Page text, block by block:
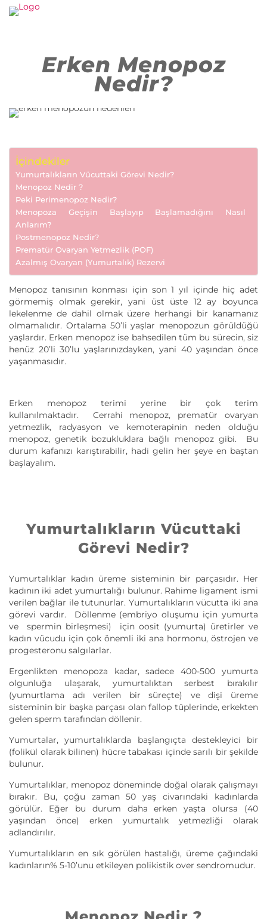
Erken Menopoz
Nedir?
İçindekiler
Yumurtalıkların Vücuttaki Görevi Nedir?
Menopoz Nedir ?
Peki Perimenopoz Nedir?
Menopoza Geçişin Başlayıp Başlamadığını Nasıl
Anlarım?
Postmenopoz Nedir?
Prematür Ovaryan Yetmezlik (POF)
Azalmış Ovaryan (Yumurtalık) Rezervi
Menopoz tanısının konması için son 1 yıl içinde hiç adet
görmemiş olmak gerekir, yani üst üste 12 ay boyunca
lekelenme de dahil olmak üzere herhangi bir kanamanız
olmamalıdır. Ortalama 50’li yaşlar menopozun görüldüğü
yaşlardır. Erken menopoz ise bahsedilen tüm bu sürecin, siz
henüz 20’li 30’lu yaşlarınızdayken, yani 40 yaşından önce
yaşanmasıdır.
Erken menopoz terimi yerine bir çok terim
kullanılmaktadır. Cerrahi menopoz, prematür ovaryan
yetmezlik, radyasyon ve kemoterapinin neden olduğu
menopoz, genetik bozukluklara bağlı menopoz gibi. Bu
durum kafanızı karıştırabilir, hadi gelin her şeye en baştan
başlayalım.
Yumurtalıkların Vücuttaki
Görevi Nedir?
Yumurtalıklar kadın üreme sisteminin bir parçasıdır. Her
kadının iki adet yumurtalığı bulunur. Rahime ligament ismi
verilen bağlar ile tutunurlar. Yumurtalıkların vücutta iki ana
görevi vardır. Döllenme (embriyo oluşumu için yumurta
ve spermin birleşmesi) için oosit (yumurta) üretirler ve
kadın vücudu için çok önemli iki ana hormonu, östrojen ve
progesteronu salgılarlar.
Ergenlikten menopoza kadar, sadece 400-500 yumurta
olgunluğa ulaşarak, yumurtalıktan serbest bırakılır
(yumurtlama adı verilen bir süreçte) ve dişi üreme
sisteminin bir başka parçası olan fallop tüplerinde, erkekten
gelen sperm tarafından döllenir.
Yumurtalar, yumurtalıklarda başlangıçta destekleyici bir
(folikül olarak bilinen) hücre tabakası içinde sarılı bir şekilde
bulunur.
Yumurtalıklar, menopoz döneminde doğal olarak çalışmayı
bırakır. Bu, çoğu zaman 50 yaş civarındaki kadınlarda
görülür. Eğer bu durum daha erken yaşta olursa (40
yaşından önce) erken yumurtalık yetmezliği olarak
adlandırılır.
Yumurtalıkların en sık görülen hastalığı, üreme çağındaki
kadınların% 5-10’unu etkileyen polikistik over sendromudur.